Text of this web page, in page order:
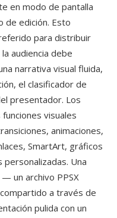
en modo de pantalla
de edición. Esto
para distribuir
audiencia debe
narrativa visual fluida,
el clasificador de
presentador. Los
visuales
animaciones,
SmartArt, gráficos
Una
un archivo PPSX
a través de
pulida con un